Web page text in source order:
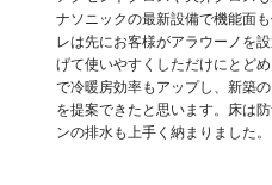
ナソニックの最新設備で機能面
レは先にお客様がアラウーノを
げて使いやすくしただけにとど
で冷暖房効率もアップし、新築
を提案できたと思います。床は
ンの排水も上手く納まりました。